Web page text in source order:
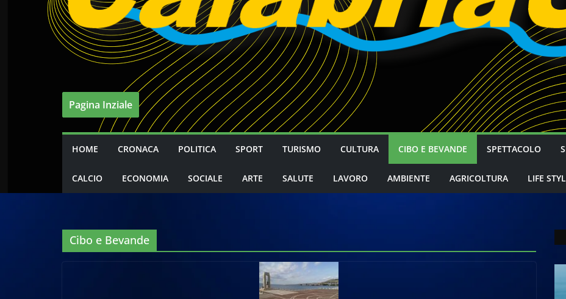
Pagina Inziale
HOME CRONACA POLITICA SPORT TURISMO CULTURA CIBO E BEVANDE SPETTACOLO
CALCIO ECONOMIA SOCIALE ARTE SALUTE LAVORO AMBIENTE AGRICOLTURA LIFE
Cibo e Bevande